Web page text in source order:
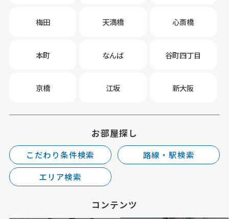
梅田 天満橋 心斎橋
本町 なんば 谷町四丁目
京橋 江坂 新大阪
お部屋探し
こだわり条件検索
路線・駅検索
エリア検索
コンテンツ